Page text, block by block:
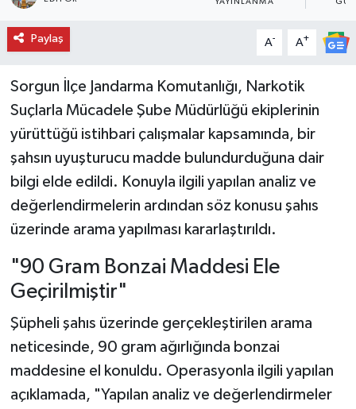
Paylaş A- A+
Sorgun İlçe Jandarma Komutanlığı, Narkotik
Suçlarla Mücadele Şube Müdürlüğü ekiplerinin
yürüttüğü istihbari çalışmalar kapsamında, bir
şahsın uyuşturucu madde bulundurduğuna dair
bilgi elde edildi. Konuyla ilgili yapılan analiz ve
değerlendirmelerin ardından söz konusu şahıs
üzerinde arama yapılması kararlaştırıldı.
"90 Gram Bonzai Maddesi Ele
Geçirilmiştir"
Şüpheli şahıs üzerinde gerçekleştirilen arama
neticesinde, 90 gram ağırlığında bonzai
maddesine el konuldu. Operasyonla ilgili yapılan
açıklamada, "Yapılan analiz ve değerlendirmeler